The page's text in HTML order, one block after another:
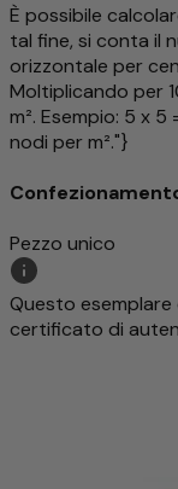
È possibile
tal fine, si conta il
orizzontale per
Moltiplicando per
m². Esempio: 5 x
nodi per m²."}
Pezzo unico
Questo
certificato di